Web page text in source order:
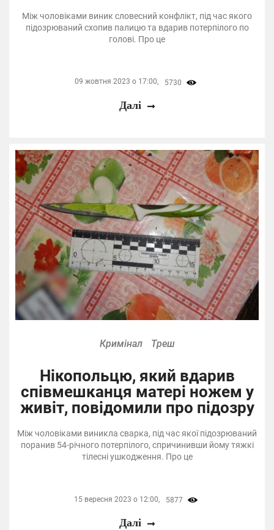
Між чоловіками виник словесний конфлікт, під час якого
підозрюваний схопив палицю та вдарив потерпілого по
голові. Про це
09 жовтня 2023 о 17:00, 5730
Далі
Кримінал Треш
Нікопольцю, який вдарив
співмешканця матері ножем у
живіт, повідомили про підозру
Між чоловіками виникла сварка, під час якої підозрюваний
поранив 54-річного потерпілого, спричинивши йому тяжкі
тілесні ушкодження. Про це
15 вересня 2023 о 12:00, 5877
Далі